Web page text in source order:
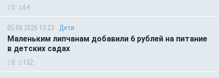
0 64
05.08.2026 13:23 Дети
Маленьким липчанам добавили 6 рублей на питание
в детских садах
0 152